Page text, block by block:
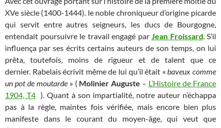
XVe siècle (1400-1444). le noble chroniqueur d’origine picarde
qui servit entre autres seigneurs, les ducs de Bourgogne,
entendait poursuivre le travail engagé par Jean Froissard. S’il
influença par ses écrits certains auteurs de son temps, on lui
prêta, toutefois, moins de rigueur et de talent que ce
dernier. Rabelais écrivit même de lui qu’il était «baveux comme
un pot de moutarde» ( Molinier Auguste – L’Histoire de France
1904, T4 ). Quant à son impartialité, notre auteur n’échappa
pas à la règle, maintes fois vérifiée, mais encore bien plus
manifeste dans le courant du moyen-âge, qui veut que